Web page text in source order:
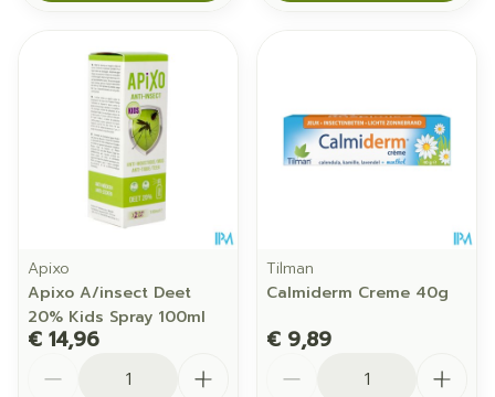
Apixo
Apixo A/insect Deet
20% Kids Spray 100ml
€ 14,96
Tilman
Calmiderm Creme 40g
€ 9,89